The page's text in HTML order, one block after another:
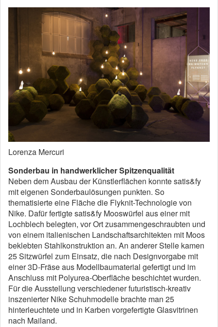
Lorenza Mercuri
Sonderbau in handwerklicher Spitzenqualität
Neben dem Ausbau der Künstlerflächen konnte satis&fy
mit eigenen Sonderbaulösungen punkten. So
thematisierte eine Fläche die Flyknit-Technologie von
Nike. Dafür fertigte satis&fy Mooswürfel aus einer mit
Lochblech belegten, vor Ort zusammengeschraubten und
von einem italienischen Landschaftsarchitekten mit Moos
beklebten Stahlkonstruktion an. An anderer Stelle kamen
25 Sitzwürfel zum Einsatz, die nach Designvorgabe mit
einer 3D-Fräse aus Modellbaumaterial gefertigt und im
Anschluss mit Polyurea-Oberfläche beschichtet wurden.
Für die Ausstellung verschiedener futuristisch-kreativ
inszenierter Nike Schuhmodelle brachte man 25
hinterleuchtete und in Karben vorgefertigte Glasvitrinen
nach Mailand.